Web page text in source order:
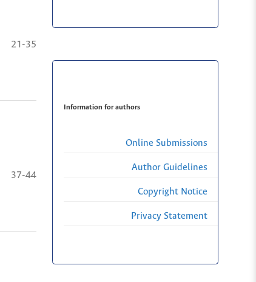
21-35
37-44
Information for authors
Online Submissions
Author Guidelines
Copyright Notice
Privacy Statement